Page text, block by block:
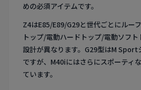
めの必須アイテムです。
Z4はE85/E89/G29と世代ごとにルー
トップ/電動ハードトップ/電動ソフ
設計が異なります。G29型はM Sport
ですが、M40iにはさらにスポーティ
ています。